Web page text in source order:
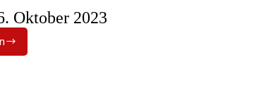
Oktober 2023